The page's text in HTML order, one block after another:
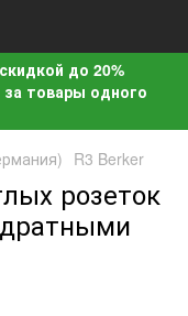
до 20%
за товары одного
R3 Berker
розеток